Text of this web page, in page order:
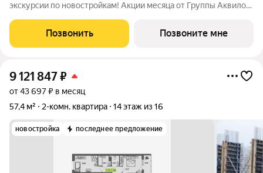
экскурсии по новостройкам! Акции месяца от Группы Аквилон:
ПСК: 18,32-21,9%. Ставка 1%! Семейная ипотека! ПСК: 5,1-7,3%.
Ставка 4%! Доп.СКИДКА
Позвонить Позвоните мне
9 121 847₽
от 43 697 ₽ в месяц
57,4 м²
2-комн. квартира 14 этаж из 16
новостройка последнее предложение